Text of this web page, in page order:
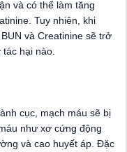
và có thể làm tăng
Tuy nhiên, khi
và Creatinine sẽ trở
hại nào.
cục, mạch máu sẽ bị
như xơ cứng động
và cao huyết áp. Đặc